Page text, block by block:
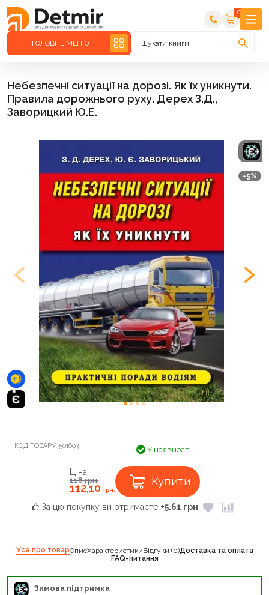
0
ГОЛОВНЕ МЕНЮ Шукати книги
Небезпечні ситуації на дорозі. Як їх уникнути.
Правила дорожнього руху. Дерех З.Д.,
Заворицкий Ю.Е.
-5%
КОД ТОВАРУ: 501603 У наявності
Ціна:
118грн.
112,10 грн.
Купити
За цю покупку ви отримаєте +5.61 грн
Усе про товарОписХарактеристикиВідгуки (0)Доставка та оплата
FAQ-питання
Зимова підтримка